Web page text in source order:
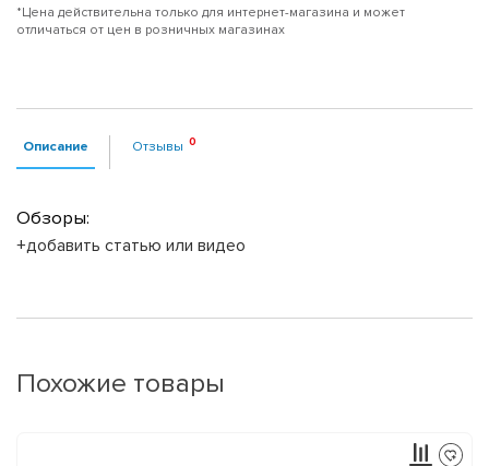
*Цена действительна только для интернет-магазина и может
отличаться от цен в розничных магазинах
Описание Отзывы
Обзоры:
+добавить статью или видео
Похожие товары